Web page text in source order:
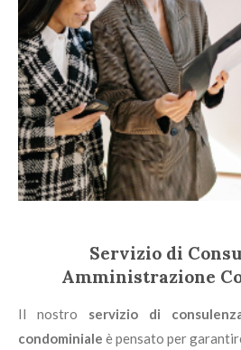
Servizio di
Amministrazione
Il nostro servizio di
condominiale è pensato per